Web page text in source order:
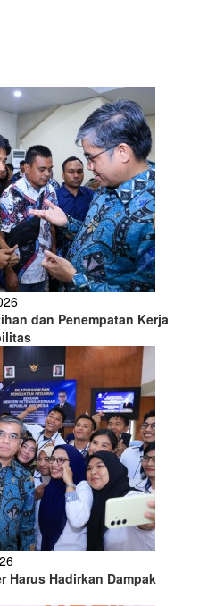
dan Penempatan Kerja
Harus Hadirkan Dampak